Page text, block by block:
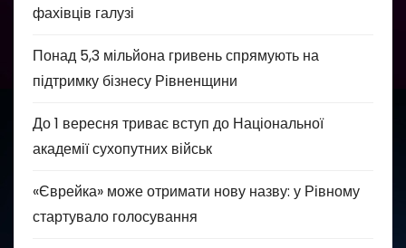
фахівців галузі
Понад 5,3 мільйона гривень спрямують на
підтримку бізнесу Рівненщини
До 1 вересня триває вступ до Національної
академії сухопутних військ
«Єврейка» може отримати нову назву: у Рівному
стартувало голосування